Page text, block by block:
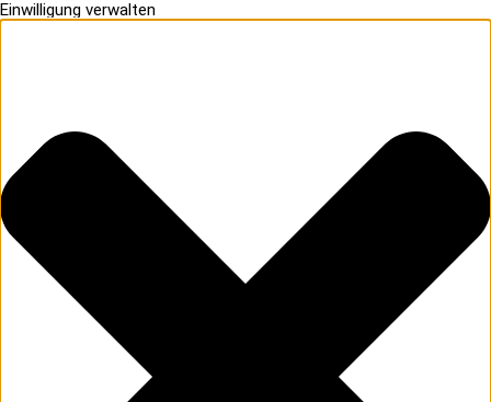
Einwilligung verwalten